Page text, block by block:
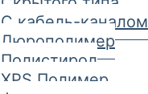
С кабель-каналом
Дюрополимер
Полистирол
XPS Полимер